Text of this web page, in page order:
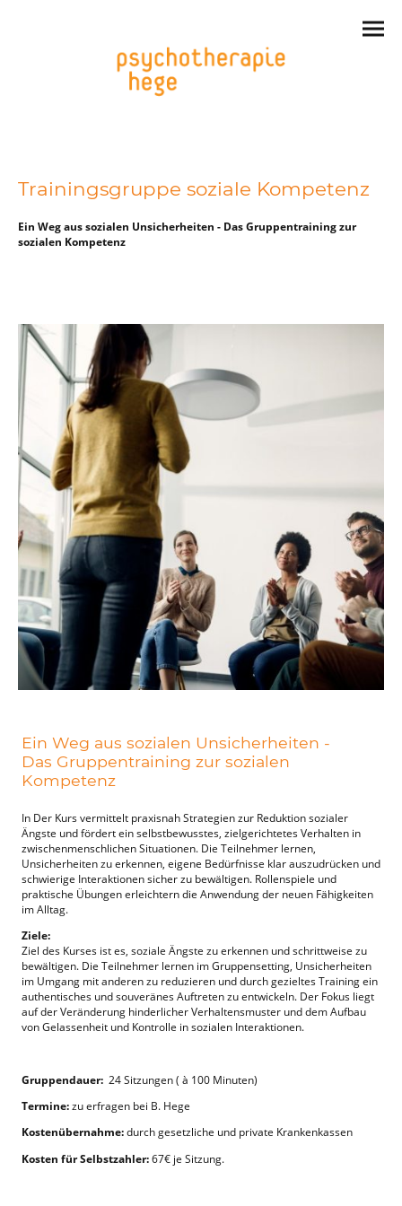
Trainingsgruppe soziale Kompetenz
Ein Weg aus sozialen Unsicherheiten - Das Gruppentraining zur
sozialen Kompetenz
Ein Weg aus sozialen Unsicherheiten -
Das Gruppentraining zur sozialen
Kompetenz
In Der Kurs vermittelt praxisnah Strategien zur Reduktion sozialer
Ängste und fördert ein selbstbewusstes, zielgerichtetes Verhalten in
zwischenmenschlichen Situationen. Die Teilnehmer lernen,
Unsicherheiten zu erkennen, eigene Bedürfnisse klar auszudrücken und
schwierige Interaktionen sicher zu bewältigen. Rollenspiele und
praktische Übungen erleichtern die Anwendung der neuen Fähigkeiten
im Alltag.
Ziele:
Ziel des Kurses ist es, soziale Ängste zu erkennen und schrittweise zu
bewältigen. Die Teilnehmer lernen im Gruppensetting, Unsicherheiten
im Umgang mit anderen zu reduzieren und durch gezieltes Training ein
authentisches und souveränes Auftreten zu entwickeln. Der Fokus liegt
auf der Veränderung hinderlicher Verhaltensmuster und dem Aufbau
von Gelassenheit und Kontrolle in sozialen Interaktionen.
Gruppendauer: 24 Sitzungen ( à 100 Minuten)
Termine:zu erfragen bei B. Hege
Kostenübernahme:durch gesetzliche und private Krankenkassen
Kosten für Selbstzahler:67€ je Sitzung.